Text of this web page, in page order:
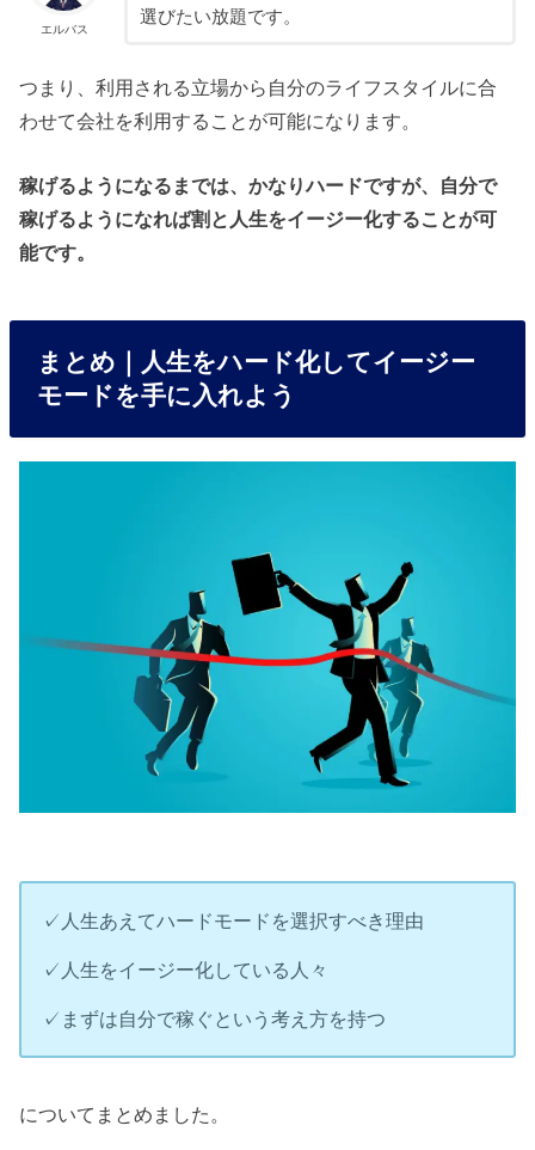
エルバス
選びたい放題です。
つまり、利用される立場から自分のライフスタイルに合
わせて会社を利用することが可能になります。
稼げるようになるまでは、かなりハードですが、自分で
稼げるようになれば割と人生をイージー化することが可
能です。
まとめ｜人生をハード化してイージー
モードを手に入れよう
✓人生あえてハードモードを選択すべき理由
✓人生をイージー化している人々
✓まずは自分で稼ぐという考え方を持つ
についてまとめました。